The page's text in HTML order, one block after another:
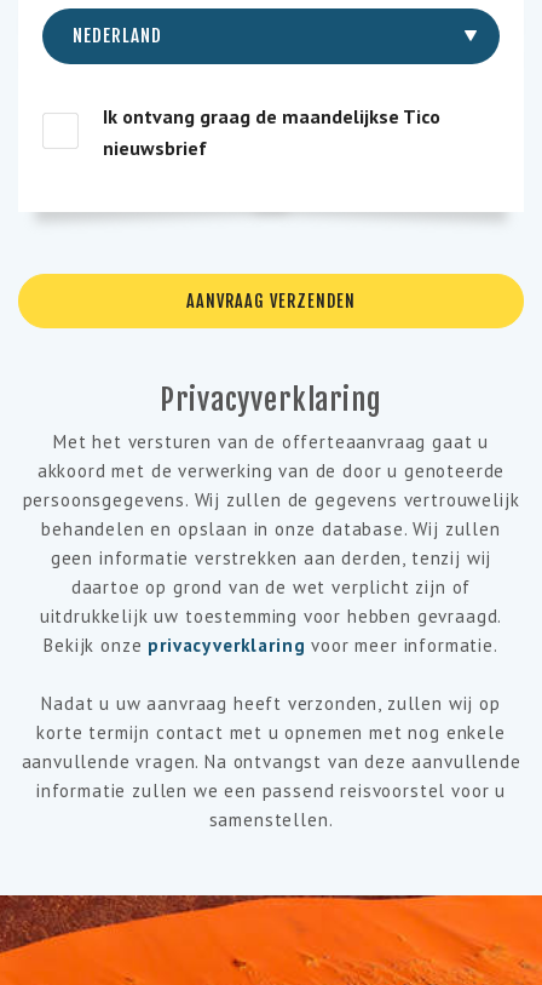
NEDERLAND
Ik ontvang graag de maandelijkse Tico
nieuwsbrief
Privacyverklaring
Met het versturen van de offerteaanvraag gaat u
akkoord met de verwerking van de door u genoteerde
persoonsgegevens. Wij zullen de gegevens vertrouwelijk
behandelen en opslaan in onze database. Wij zullen
geen informatie verstrekken aan derden, tenzij wij
daartoe op grond van de wet verplicht zijn of
uitdrukkelijk uw toestemming voor hebben gevraagd.
Bekijk onze privacyverklaring voor meer informatie.
Nadat u uw aanvraag heeft verzonden, zullen wij op
korte termijn contact met u opnemen met nog enkele
aanvullende vragen. Na ontvangst van deze aanvullende
informatie zullen we een passend reisvoorstel voor u
samenstellen.